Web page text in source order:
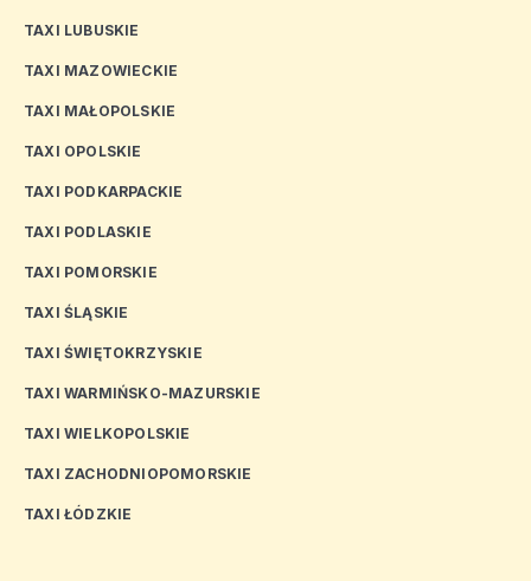
TAXI LUBUSKIE
TAXI MAZOWIECKIE
TAXI MAŁOPOLSKIE
TAXI OPOLSKIE
TAXI PODKARPACKIE
TAXI PODLASKIE
TAXI POMORSKIE
TAXI ŚLĄSKIE
TAXI ŚWIĘTOKRZYSKIE
TAXI WARMIŃSKO-MAZURSKIE
TAXI WIELKOPOLSKIE
TAXI ZACHODNIOPOMORSKIE
TAXI ŁÓDZKIE